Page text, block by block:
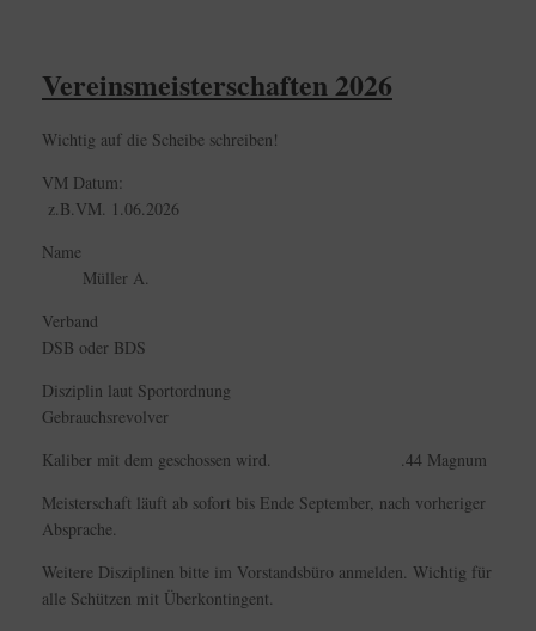
Vereinsmeisterschaften 2026
Wichtig auf die Scheibe schreiben!
VM Datum:
z.B.VM. 1.06.2026
Name
Müller A.
Verband
DSB oder BDS
Disziplin laut Sportordnung
Gebrauchsrevolver
Kaliber mit dem geschossen wird. .44 Magnum
Meisterschaft läuft ab sofort bis Ende September, nach vorheriger
Absprache.
Weitere Disziplinen bitte im Vorstandsbüro anmelden. Wichtig für
alle Schützen mit Überkontingent.